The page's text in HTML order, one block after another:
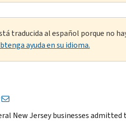
traducida al español porque no
ayuda en su idioma.
New Jersey businesses